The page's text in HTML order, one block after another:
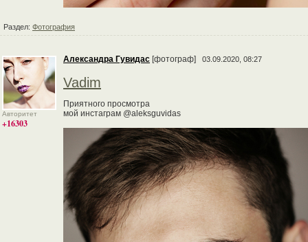
Раздел: Фотография
Авторитет
+16303
Александра Гувидас [фотограф] 03.09.2020, 08:27
Vadim
Приятного просмотра
мой инстаграм @aleksguvidas